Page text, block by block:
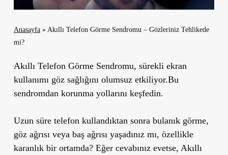
Anasayfa» Akıllı Telefon Görme Sendromu – Gözleriniz Tehlikede
mi?
Akıllı Telefon Görme Sendromu, sürekli ekran
kullanımı göz sağlığını olumsuz etkiliyor.Bu
sendromdan korunma yollarını keşfedin.
Uzun süre telefon kullandıktan sonra bulanık görme,
göz ağrısı veya baş ağrısı yaşadınız mı, özellikle
karanlık bir ortamda? Eğer cevabınız evetse, Akıllı